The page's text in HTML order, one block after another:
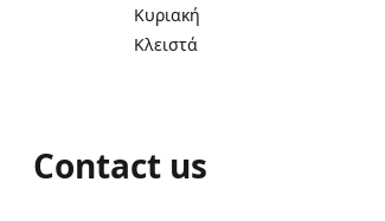
Κυριακή
Κλειστά
Contact us